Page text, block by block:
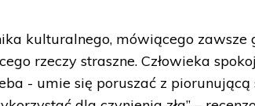
kulturalnego, mówiącego zawsze
rzeczy straszne. Człowieka
- umie się poruszać z piorunującą